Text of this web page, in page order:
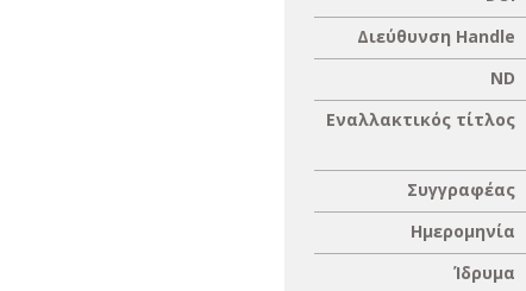
Διεύθυνση Handle
ND
Εναλλακτικός τίτλος
Συγγραφέας
Ημερομηνία
Ίδρυμα